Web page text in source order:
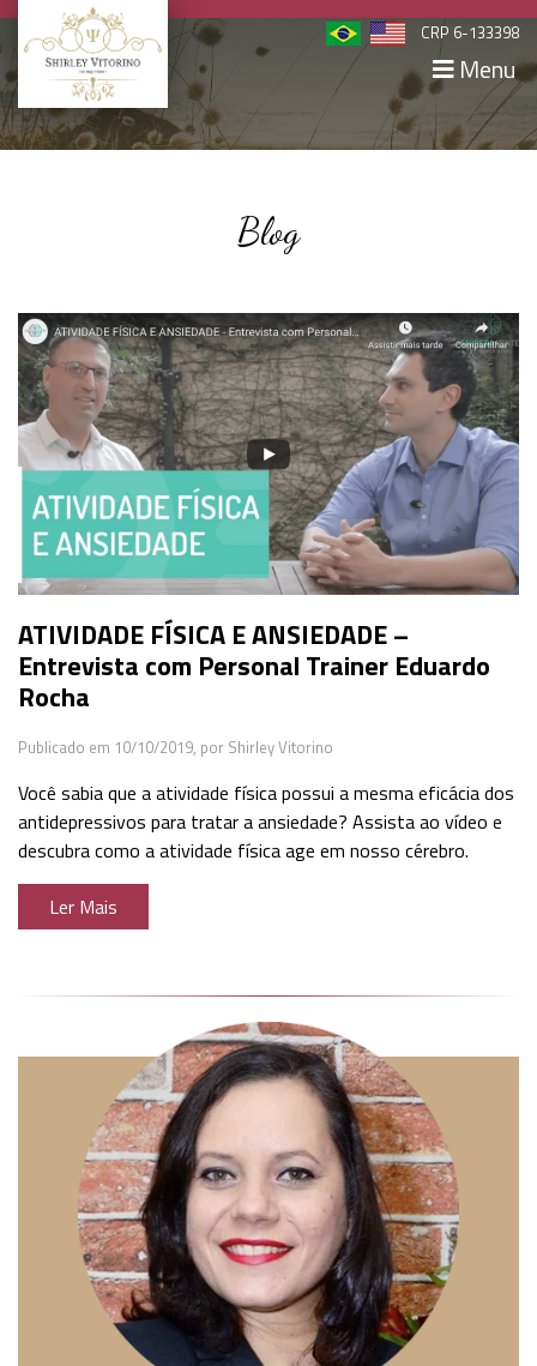
CRP 6-133398
Menu
Blog
ATIVIDADE FÍSICA E ANSIEDADE –
Entrevista com Personal Trainer Eduardo
Rocha
Publicado em 10/10/2019, por Shirley Vitorino
Você sabia que a atividade física possui a mesma eficácia dos
antidepressivos para tratar a ansiedade? Assista ao vídeo e
descubra como a atividade física age em nosso cérebro.
Ler Mais